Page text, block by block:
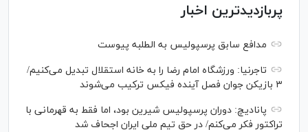
پربازدیدترین اخبار
مدافع سابق پرسپولیس به الطلبه پیوست
تاجرنیا: ورزشگاه امام رضا را به خانه استقلال تبدیل می‌کنیم/
۳ بازیکن جوان فصل آینده فیکس ترکیب می‌شوند
پانادیچ: دوران پرسپولیس شیرین بود، اما فقط به قهرمانی با
تراکتور فکر می‌کنم/ در حق تیم ملی ایران اجحاف شد